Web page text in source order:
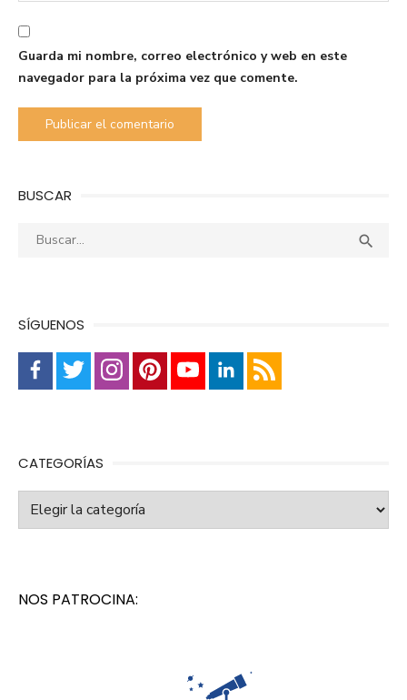
Guarda mi nombre, correo electrónico y web en este
navegador para la próxima vez que comente.
BUSCAR
Buscar: 
SÍGUENOS
CATEGORÍAS
Categorías
NOS PATROCINA: